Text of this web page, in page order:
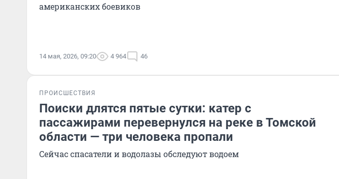
американских боевиков
14 мая, 2026, 09:20 4 964 46
ПРОИСШЕСТВИЯ
Поиски длятся пятые сутки: катер с
пассажирами перевернулся на реке в Томской
области — три человека пропали
Сейчас спасатели и водолазы обследуют водоем